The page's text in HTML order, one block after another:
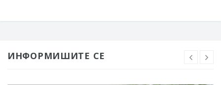
ИНФОРМИШИТЕ СЕ